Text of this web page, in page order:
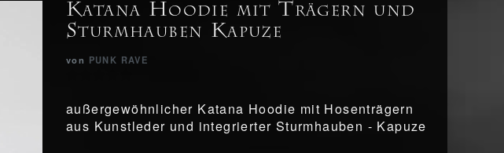
Katana Hoodie mit Trägern und
Sturmhauben Kapuze
von PUNK RAVE
außergewöhnlicher Katana Hoodie mit Hosenträgern
aus Kunstleder und integrierter Sturmhauben - Kapuze